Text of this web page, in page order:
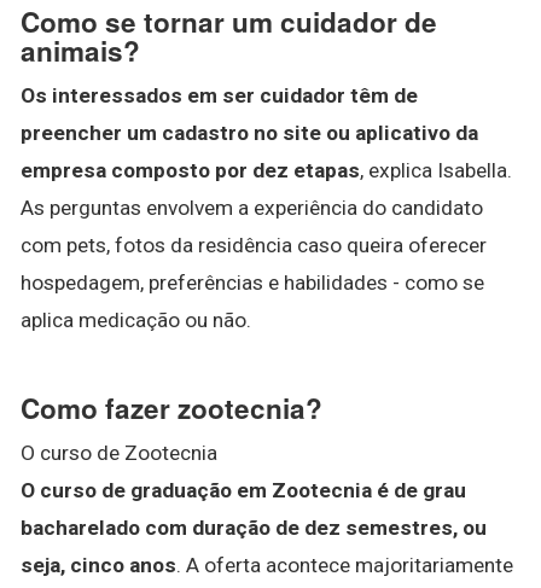
Como se tornar um cuidador de
animais?
Os interessados em ser cuidador têm de
preencher um cadastro no site ou aplicativo da
empresa composto por dez etapas, explica Isabella.
As perguntas envolvem a experiência do candidato
com pets, fotos da residência caso queira oferecer
hospedagem, preferências e habilidades - como se
aplica medicação ou não.
Como fazer zootecnia?
O curso de Zootecnia
O curso de graduação em Zootecnia é de grau
bacharelado com duração de dez semestres, ou
seja, cinco anos. A oferta acontece majoritariamente